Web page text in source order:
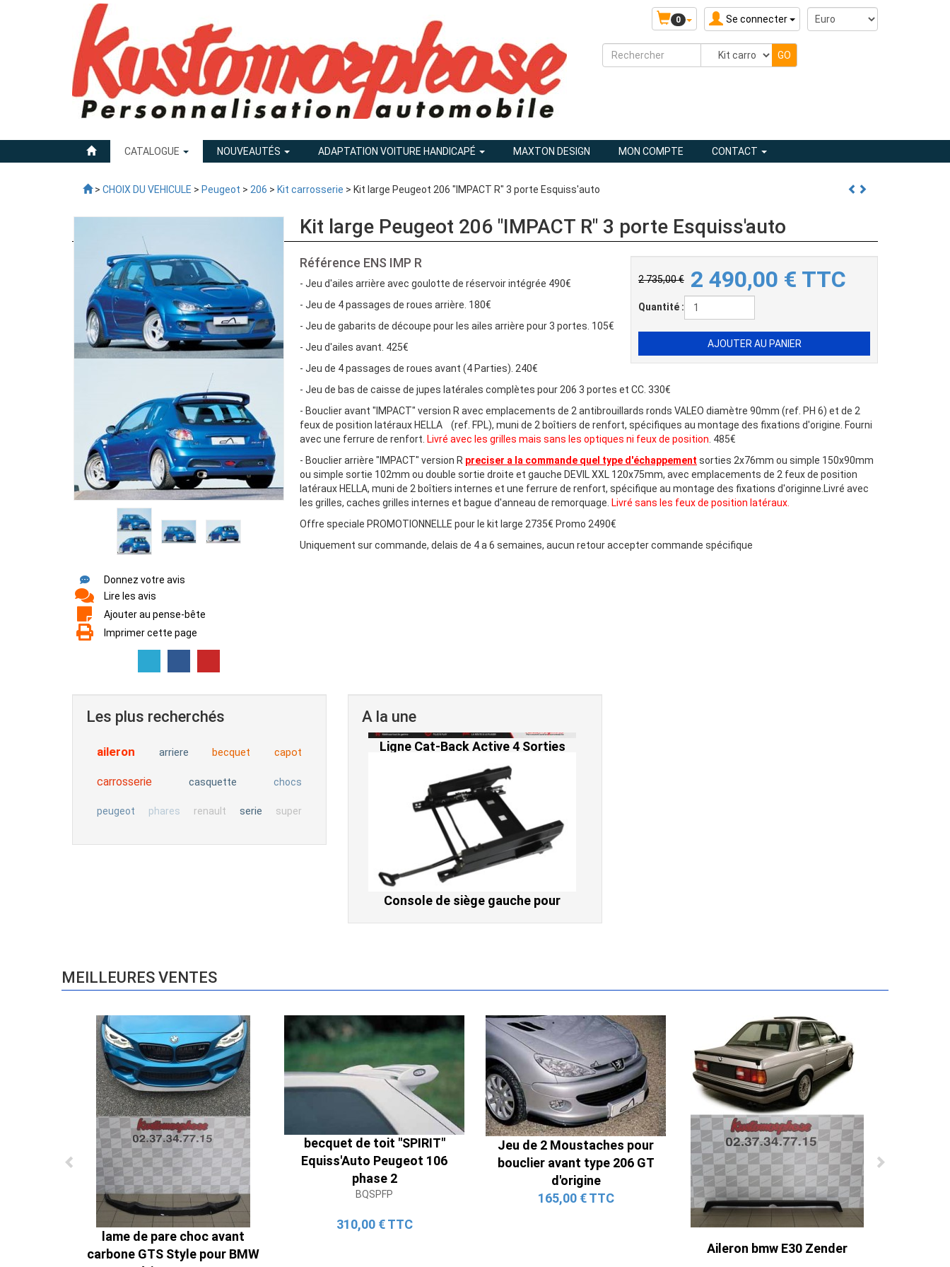
Se connecter
0
CATALOGUE NOUVEAUTÉS ADAPTATION VOITURE HANDICAPÉ MAXTON DESIGN MON COMPTE CONTACT
> CHOIX DU VEHICULE > Peugeot > 206 > Kit carrosserie > Kit large Peugeot 206 "IMPACT R" 3 porte Esquiss'auto
Donnez votre avis
Lire les avis
Ajouter au pense-bête
Imprimer cette page
Kit large Peugeot 206 "IMPACT R" 3 porte Esquiss'auto
2 735,00 € 2 490,00 € TTC
Quantité :
Référence ENS IMP R
- Jeu d'ailes arrière avec goulotte de réservoir intégrée 490€
- Jeu de 4 passages de roues arrière. 180€
- Jeu de gabarits de découpe pour les ailes arrière pour 3 portes. 105€
- Jeu d'ailes avant. 425€
- Jeu de 4 passages de roues avant (4 Parties). 240€
- Jeu de bas de caisse de jupes latérales complètes pour 206 3 portes et CC. 330€
- Bouclier avant "IMPACT" version R avec emplacements de 2 antibrouillards ronds VALEO diamètre 90mm (ref. PH 6) et de 2
feux de position latéraux HELLA (ref. FPL), muni de 2 boîtiers de renfort, spécifiques au montage des fixations d'origine. Fourni
avec une ferrure de renfort. Livré avec les grilles mais sans les optiques ni feux de position . 485€
- Bouclier arrière "IMPACT" version R preciser a la commande quel type d'échappement sorties 2x76mm ou simple 150x90mm
ou simple sortie 102mm ou double sortie droite et gauche DEVIL XXL 120x75mm, avec emplacements de 2 feux de position
latéraux HELLA, muni de 2 boîtiers internes et une ferrure de renfort, spécifique au montage des fixations d'originne.Livré avec
les grilles, caches grilles internes et bague d'anneau de remorquage. Livré sans les feux de position latéraux.
Offre speciale PROMOTIONNELLE pour le kit large 2735€ Promo 2490€
Uniquement sur commande, delais de 4 a 6 semaines, aucun retour accepter commande spécifique
Les plus recherchés
aileron arriere becquet capot
carrosserie casquette chocs
peugeot phares renault serie super
A la une
Ligne Cat-Back Active 4 Sorties
avec Tube en H pour Ford Mustang
GT & V6 (2015-2023)
Console de siège gauche pour
BMW Série 3 E46 (hors Cabriolet et
CSL) et BMW X3 E83 (2004-2010)
MEILLEURES VENTES
lame de pare choc avant
carbone GTS Style pour BMW
becquet de toit "SPIRIT"
Equiss'Auto Peugeot 106
phase 2
BQSPFP
310,00 € TTC
Jeu de 2 Moustaches pour
bouclier avant type 206 GT
d'origine
165,00 € TTC
Aileron bmw E30 Zender